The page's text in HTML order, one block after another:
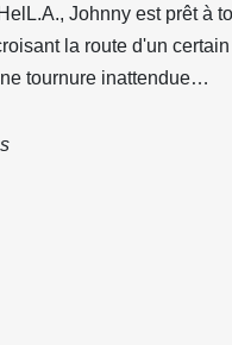
Johnny est prêt à
la route d'un
tournure inattendue…